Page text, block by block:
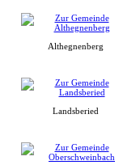
Althegnenberg
Landsberied